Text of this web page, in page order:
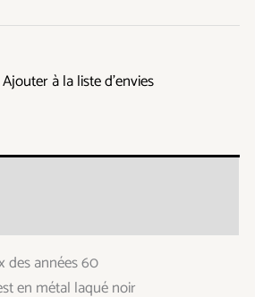
Ajouter à la liste d’envies
des années 60
en métal laqué noir